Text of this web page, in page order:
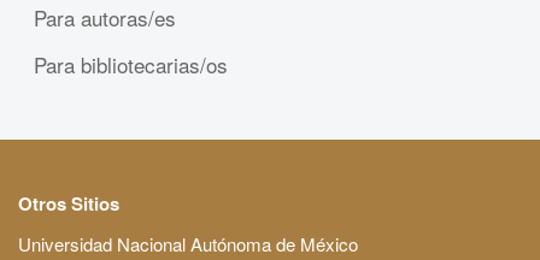
Para autoras/es
Para bibliotecarias/os
Otros Sitios
Universidad Nacional Autónoma de México